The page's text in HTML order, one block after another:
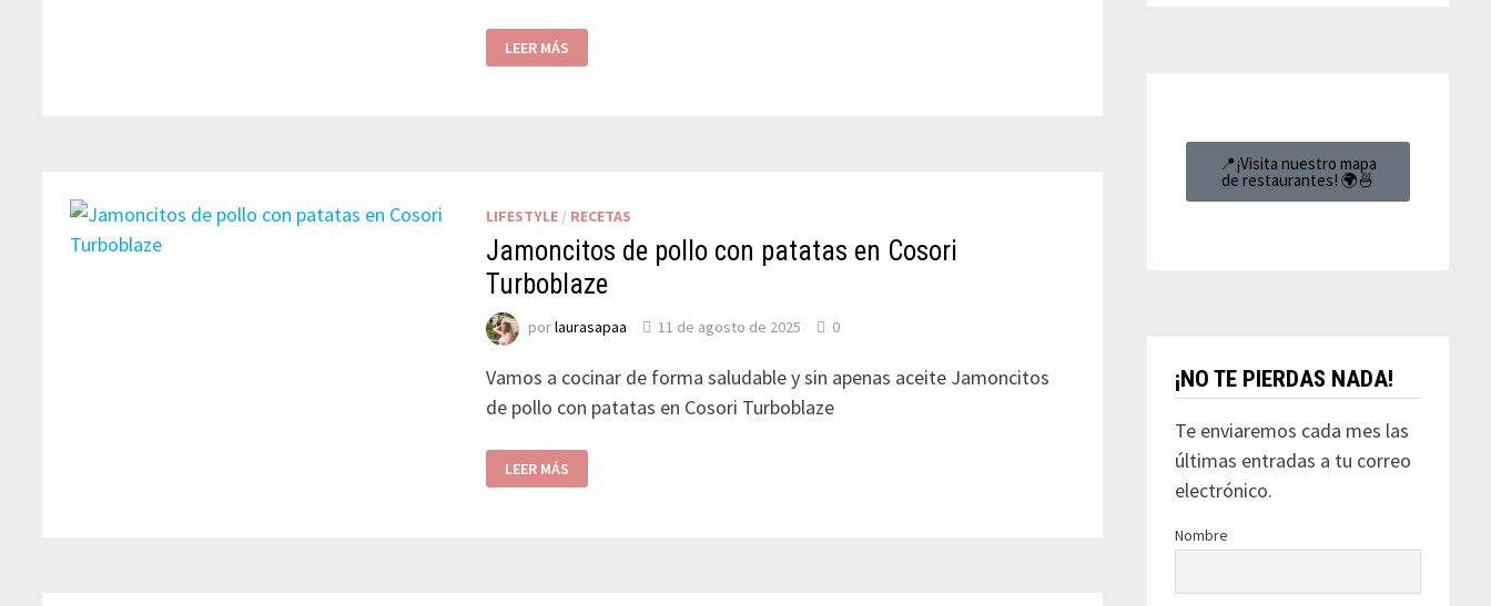
LEER MÁS
LIFESTYLE / RECETAS
Jamoncitos de pollo con patatas en Cosori
Turboblaze
porlaurasapaa 11 de agosto de 2025 0
Vamos a cocinar de forma saludable y sin apenas aceite Jamoncitos
de pollo con patatas en Cosori Turboblaze
LEER MÁS
📍¡Visita nuestro mapa
de restaurantes! 🌍🍜
¡NO TE PIERDAS NADA!
Te enviaremos cada mes las
últimas entradas a tu correo
electrónico.
Nombre